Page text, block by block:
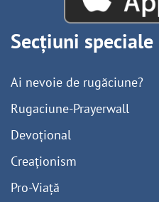
Secțiuni speciale
Ai nevoie de rugăciune?
Rugaciune-Prayerwall
Devoțional
Creaționism
Pro-Viață